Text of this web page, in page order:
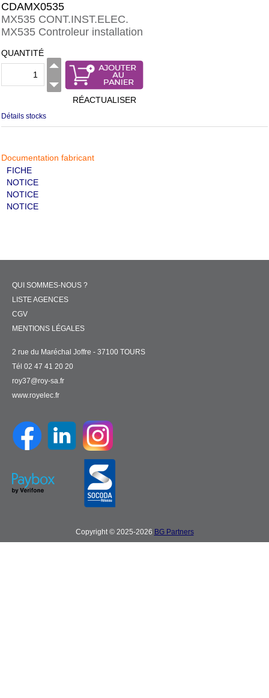
CDAMX0535
MX535 CONT.INST.ELEC.
MX535 Controleur installation
QUANTITÉ
RÉACTUALISER
Détails stocks
Documentation fabricant
FICHE
NOTICE
NOTICE
NOTICE
QUI SOMMES-NOUS ?
LISTE AGENCES
CGV
MENTIONS LÉGALES
2 rue du Maréchal Joffre - 37100 TOURS
Tél 02 47 41 20 20
roy37@roy-sa.fr
www.royelec.fr
Copyright © 2025-2026 BG Partners